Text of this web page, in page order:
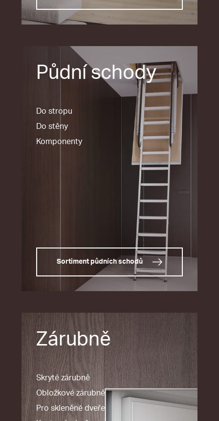
Půdní schody
Do stropu
Do stěny
Komponenty
Sortiment půdních schodů
Zárubně
Skryté zárubně
Obložkové zárubně
Pro skleněné dveře